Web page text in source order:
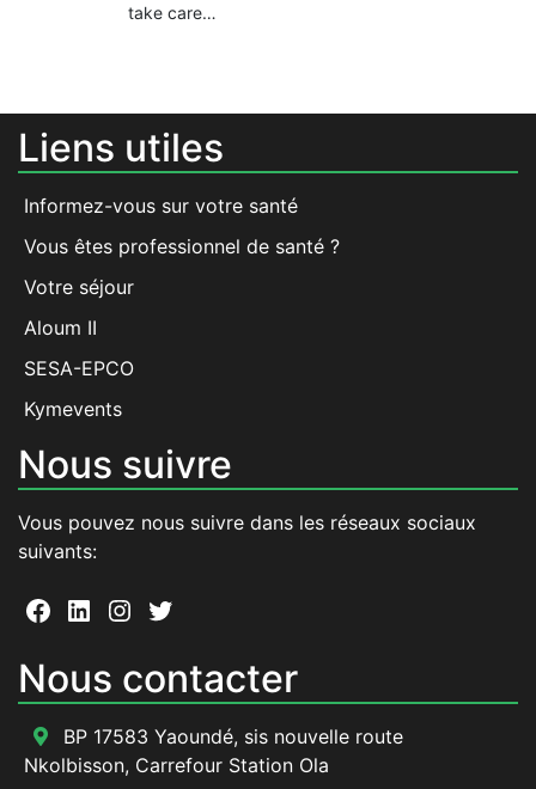
take care…
Liens utiles
Informez-vous sur votre santé
Vous êtes professionnel de santé ?
Votre séjour
Aloum II
SESA-EPCO
Kymevents
Nous suivre
Vous pouvez nous suivre dans les réseaux sociaux
suivants:
Facebook
LinkedIn
Instagram
Twitter
Nous contacter
BP 17583 Yaoundé, sis nouvelle route
Nkolbisson, Carrefour Station Ola